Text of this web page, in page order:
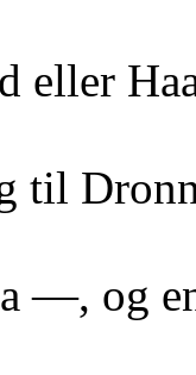
eller
til
—, og